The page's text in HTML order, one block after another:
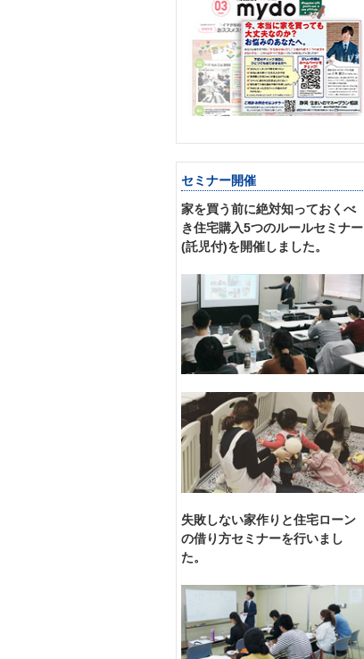
セミナー開催
家を買う前に絶対知っておくべ
き住宅購入5つのルールセミナー
(託児付)を開催しました。
失敗しない家作りと住宅ローン
の借り方セミナーを行いまし
た。